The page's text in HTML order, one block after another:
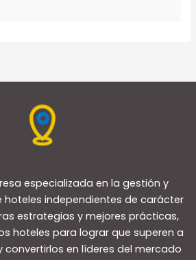
especializada en la gestión y
hoteles independientes de carácter
estrategias y mejores prácticas,
hoteles para lograr que superen a
en líderes del mercado